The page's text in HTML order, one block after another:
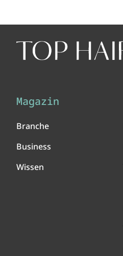
Magazin
Branche
Business
Wissen